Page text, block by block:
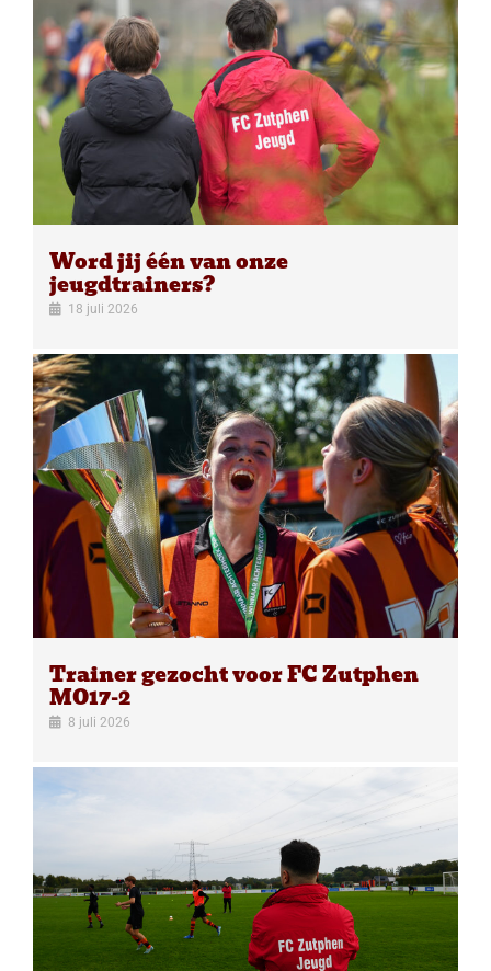
Word jij één van onze
jeugdtrainers?
18 juli 2026
Trainer gezocht voor FC Zutphen
MO17-2
8 juli 2026